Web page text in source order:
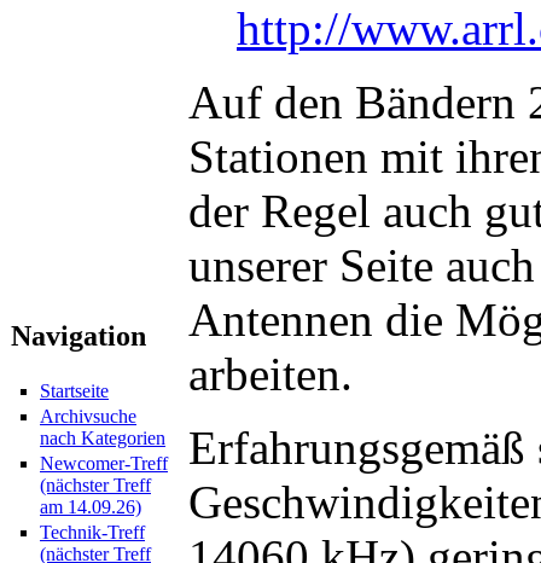
Navigation
Startseite
Archivsuche
nach Kategorien
Newcomer-Treff
(nächster Treff
am 14.09.26)
Technik-Treff
(nächster Treff
http://
Auf den Bändern
Stationen mit
der Regel auch
unserer Seite
Antennen die
arbeiten.